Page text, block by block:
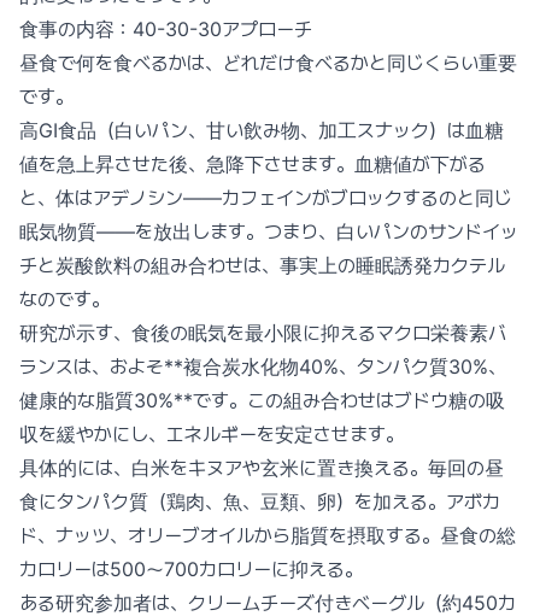
食事の内容：40-30-30アプローチ
昼食で何を食べるかは、どれだけ食べるかと同じくらい重要
です。
高GI食品（白いパン、甘い飲み物、加工スナック）は血糖
値を急上昇させた後、急降下させます。血糖値が下がる
と、体はアデノシン——カフェインがブロックするのと同じ
眠気物質——を放出します。つまり、白いパンのサンドイッ
チと炭酸飲料の組み合わせは、事実上の睡眠誘発カクテル
なのです。
研究が示す、食後の眠気を最小限に抑えるマクロ栄養素バ
ランスは、およそ**複合炭水化物40%、タンパク質30%、
健康的な脂質30%**です。この組み合わせはブドウ糖の吸
収を緩やかにし、エネルギーを安定させます。
具体的には、白米をキヌアや玄米に置き換える。毎回の昼
食にタンパク質（鶏肉、魚、豆類、卵）を加える。アボカ
ド、ナッツ、オリーブオイルから脂質を摂取する。昼食の総
カロリーは500〜700カロリーに抑える。
ある研究参加者は、クリームチーズ付きベーグル（約450カ